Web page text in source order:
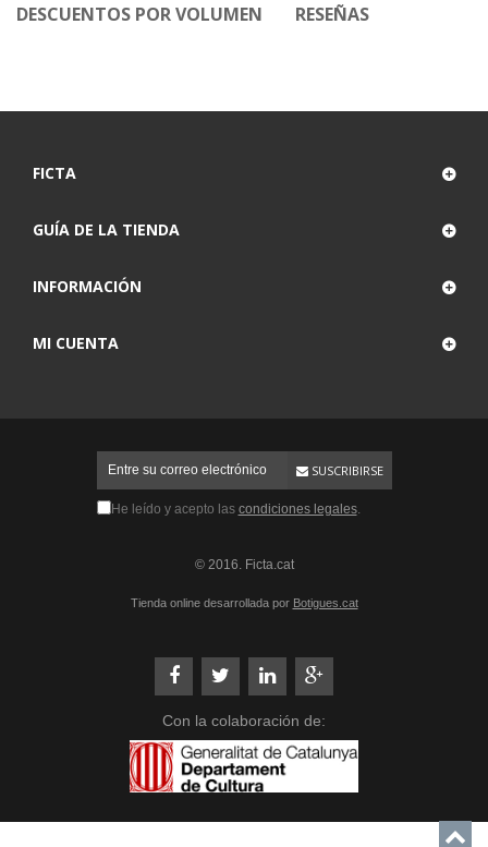
DESCUENTOS POR VOLUMEN
RESEÑAS
FICTA
GUÍA DE LA TIENDA
INFORMACIÓN
MI CUENTA
SUSCRIBIRSE
He leído y acepto las condiciones legales.
© 2016. Ficta.cat
Tienda online desarrollada por Botigues.cat
Con la colaboración de: